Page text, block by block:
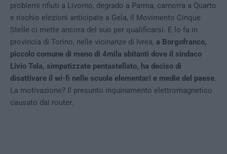
problemi rifiuti a Livorno, degrado a Parma, camorra a Quarto
e rischio elezioni anticipate a Gela, il Movimento Cinque
Stelle ci mette ancora del suo per qualificarsi. E lo fa in
provincia di Torino, nelle vicinanze di Ivrea, a Borgofranco,
piccolo comune di meno di 4mila abitanti dove il sindaco
Livio Tola, simpatizzate pentastellato, ha deciso di
disattivare il wi-fi nelle scuole elementari e medie del paese.
La motivazione? Il presunto inquinamento elettromagnetico
causato dai router.